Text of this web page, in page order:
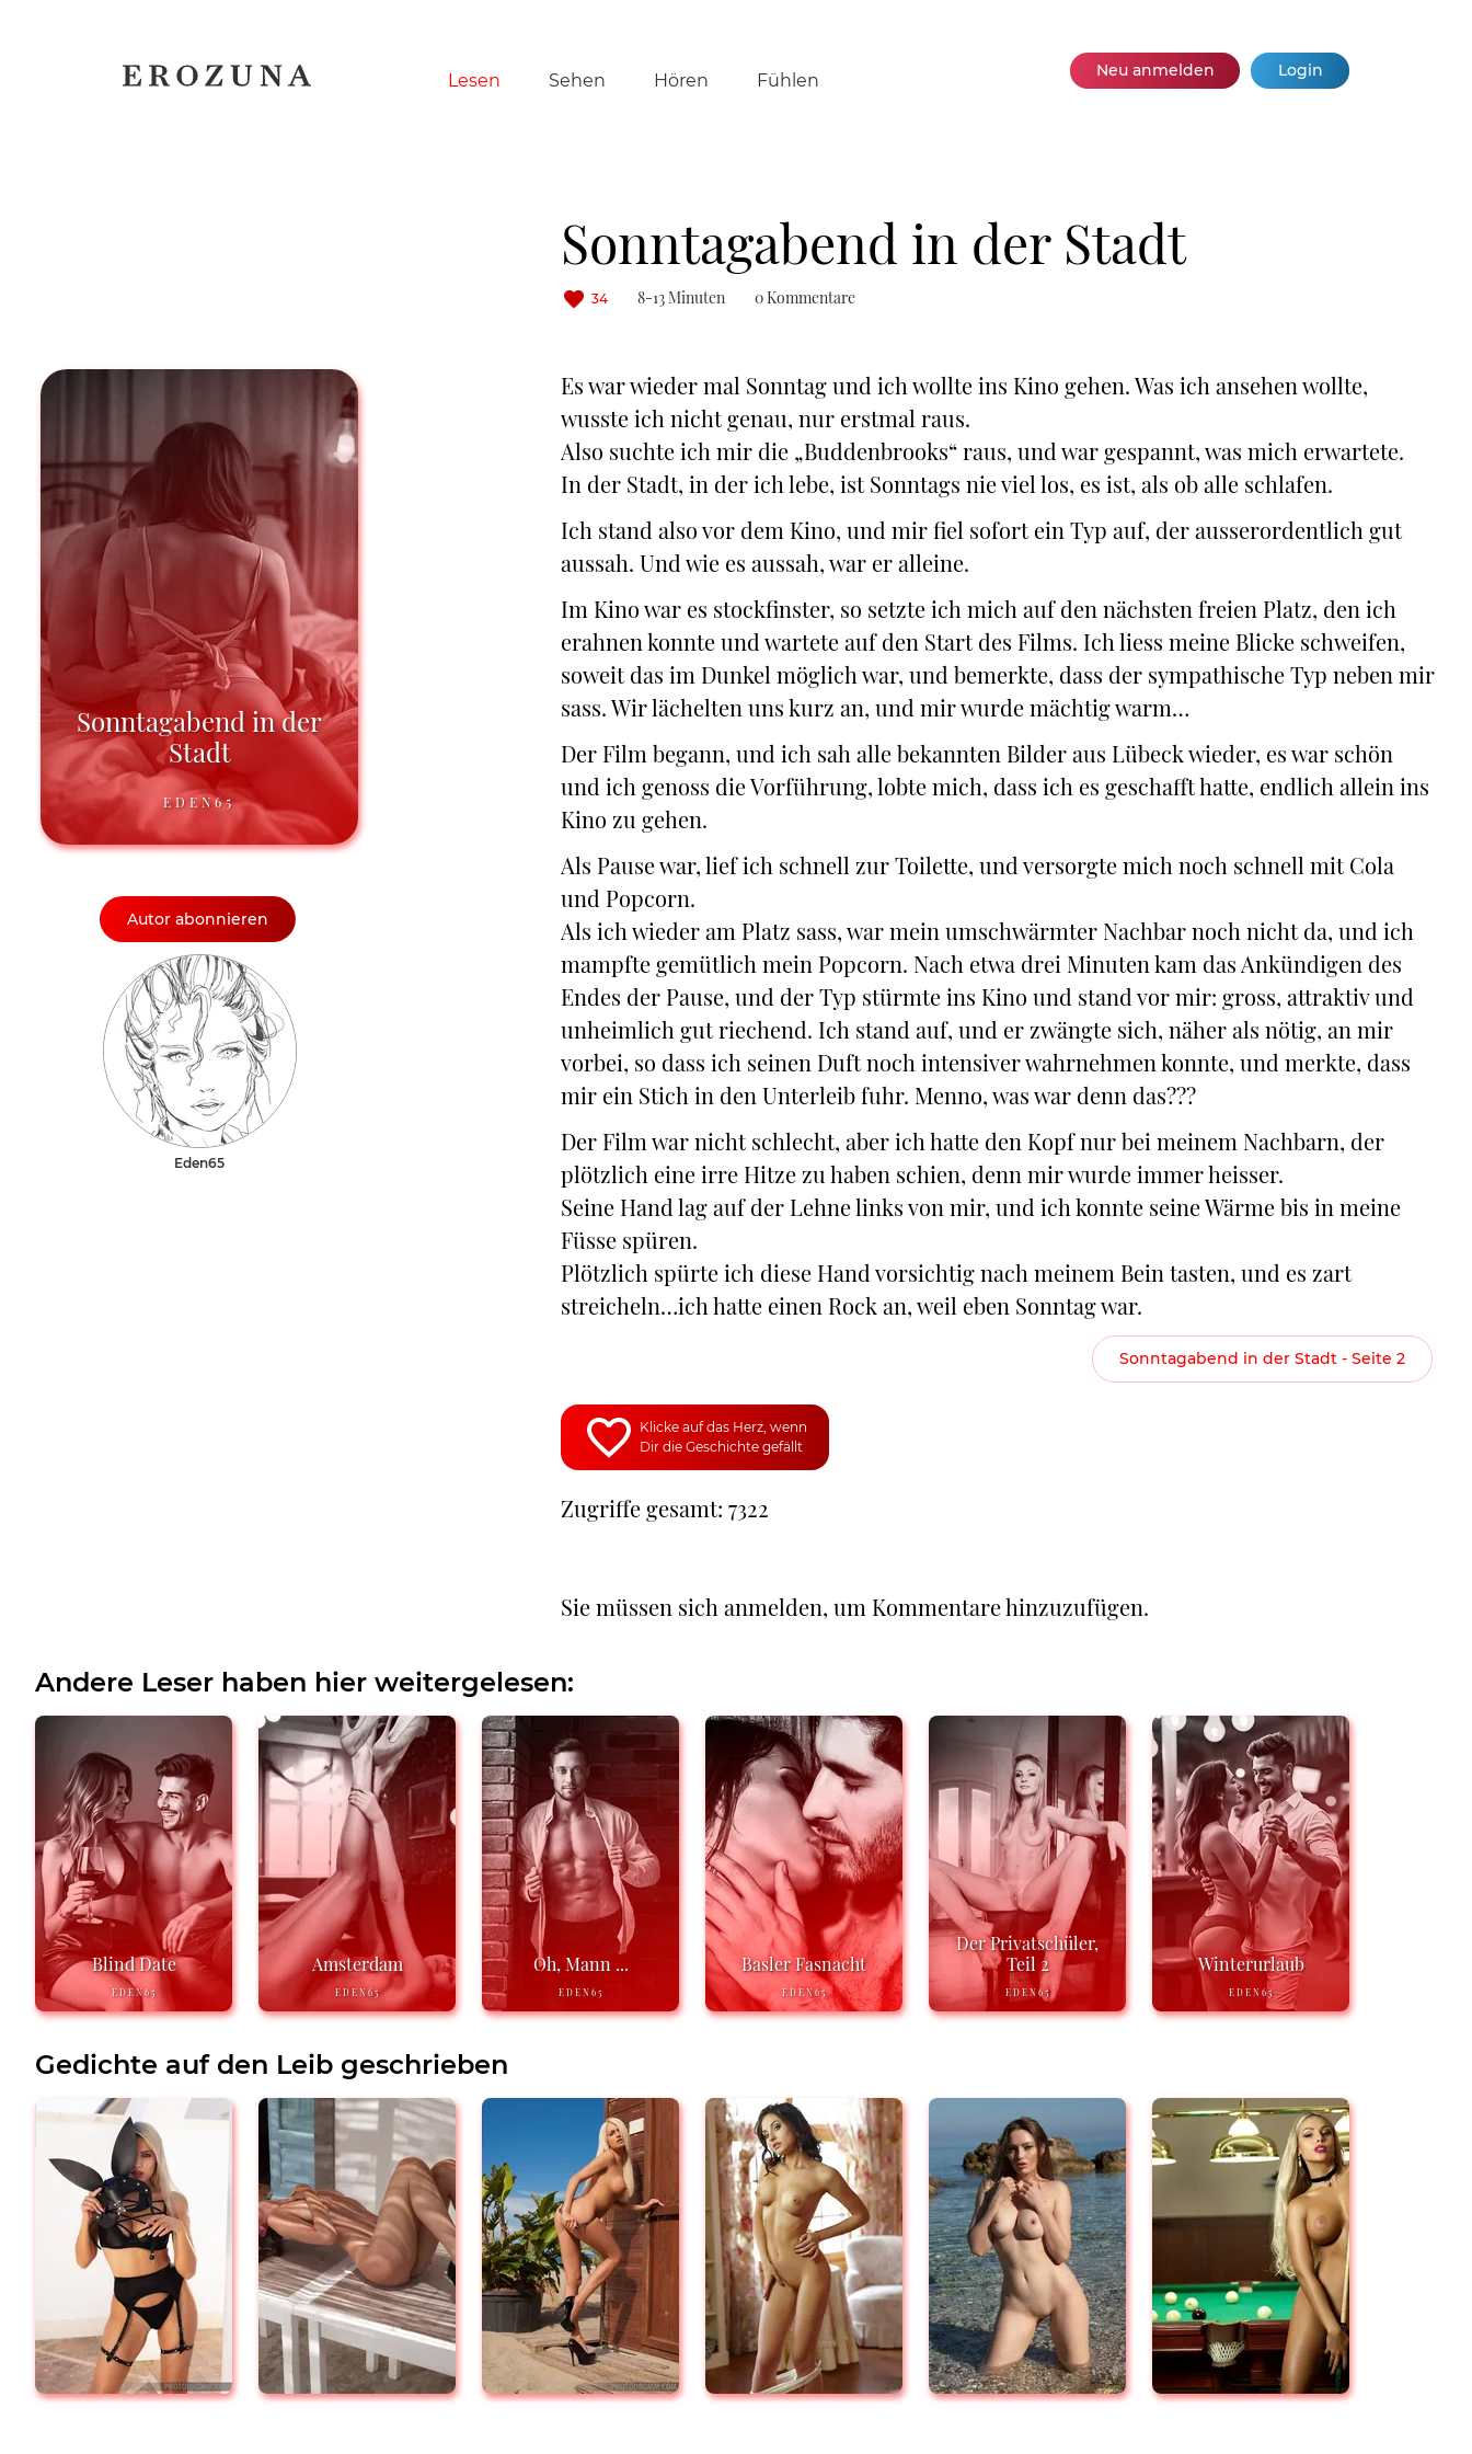
Navigation
Lesen Sehen Hören Fühlen Neu anmelden Login
Sonntagabend in der Stadt
34 8-13 Minuten 0 Kommentare
Sonntagabend in der
Stadt
EDEN65
Autor abonnieren
Eden65
Es war wieder mal Sonntag und ich wollte ins Kino gehen. Was ich ansehen wollte,
wusste ich nicht genau, nur erstmal raus.
Also suchte ich mir die „Buddenbrooks“ raus, und war gespannt, was mich erwartete.
In der Stadt, in der ich lebe, ist Sonntags nie viel los, es ist, als ob alle schlafen.
Ich stand also vor dem Kino, und mir fiel sofort ein Typ auf, der ausserordentlich gut
aussah. Und wie es aussah, war er alleine.
Im Kino war es stockfinster, so setzte ich mich auf den nächsten freien Platz, den ich
erahnen konnte und wartete auf den Start des Films. Ich liess meine Blicke schweifen,
soweit das im Dunkel möglich war, und bemerkte, dass der sympathische Typ neben mir
sass. Wir lächelten uns kurz an, und mir wurde mächtig warm…
Der Film begann, und ich sah alle bekannten Bilder aus Lübeck wieder, es war schön
und ich genoss die Vorführung, lobte mich, dass ich es geschafft hatte, endlich allein ins
Kino zu gehen.
Als Pause war, lief ich schnell zur Toilette, und versorgte mich noch schnell mit Cola
und Popcorn.
Als ich wieder am Platz sass, war mein umschwärmter Nachbar noch nicht da, und ich
mampfte gemütlich mein Popcorn. Nach etwa drei Minuten kam das Ankündigen des
Endes der Pause, und der Typ stürmte ins Kino und stand vor mir: gross, attraktiv und
unheimlich gut riechend. Ich stand auf, und er zwängte sich, näher als nötig, an mir
vorbei, so dass ich seinen Duft noch intensiver wahrnehmen konnte, und merkte, dass
mir ein Stich in den Unterleib fuhr. Menno, was war denn das???
Der Film war nicht schlecht, aber ich hatte den Kopf nur bei meinem Nachbarn, der
plötzlich eine irre Hitze zu haben schien, denn mir wurde immer heisser.
Seine Hand lag auf der Lehne links von mir, und ich konnte seine Wärme bis in meine
Füsse spüren.
Plötzlich spürte ich diese Hand vorsichtig nach meinem Bein tasten, und es zart
streicheln…ich hatte einen Rock an, weil eben Sonntag war.
Sonntagabend in der Stadt - Seite 2
Klicke auf das Herz, wenn
Dir die Geschichte gefällt
Zugriffe gesamt: 7322
Sie müssen sich anmelden, um Kommentare hinzuzufügen.
Andere Leser haben hier weitergelesen:
Blind Date
EDEN65
Amsterdam
EDEN65
Oh, Mann ...
EDEN65
Basler Fasnacht
EDEN65
Der Privatschüler,
Teil 2
EDEN65
Winterurlaub
EDEN65
Gedichte auf den Leib geschrieben